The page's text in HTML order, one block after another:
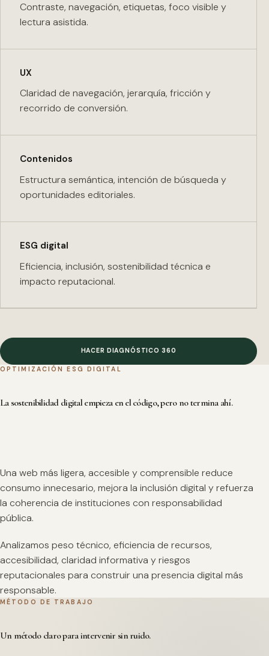
Contraste, navegación, etiquetas, foco visible y
lectura asistida.
UX
Claridad de navegación, jerarquía, fricción y
recorrido de conversión.
Contenidos
Estructura semántica, intención de búsqueda y
oportunidades editoriales.
ESG digital
Eficiencia, inclusión, sostenibilidad técnica e
impacto reputacional.
HACER DIAGNÓSTICO 360
OPTIMIZACIÓN ESG DIGITAL
La sostenibilidad digital empieza en el código, pero no termina ahí.
Una web más ligera, accesible y comprensible reduce
consumo innecesario, mejora la inclusión digital y refuerza
la coherencia de instituciones con responsabilidad
pública.
Analizamos peso técnico, eficiencia de recursos,
accesibilidad, claridad informativa y riesgos
reputacionales para construir una presencia digital más
responsable.
MÉTODO DE TRABAJO
Un método claro para intervenir sin ruido.